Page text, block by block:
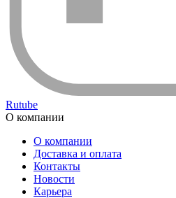
Rutube
О компании
О компании
Доставка и оплата
Контакты
Новости
Карьера